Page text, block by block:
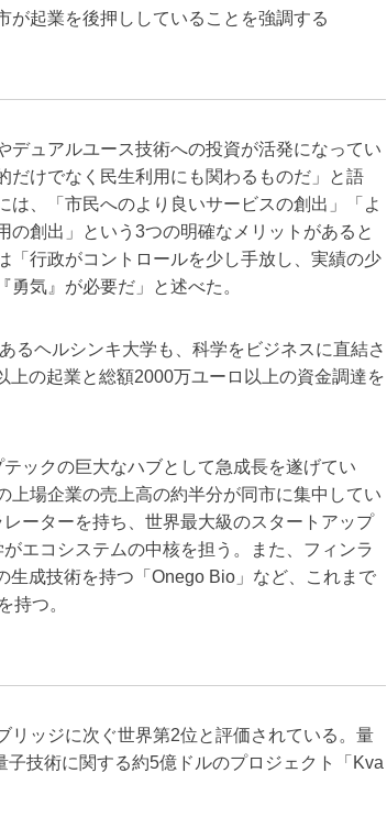
が起業を後押ししていることを強調する
デュアルユース技術への投資が活発になってい
だけでなく民生利用にも関わるものだ」と語
、「市民へのより良いサービスの創出」「よ
の創出」という3つの明確なメリットがあると
「行政がコントロールを少し手放し、実績の少
気』が必要だ」と述べた。
るヘルシンキ大学も、科学をビジネスに直結さ
の起業と総額2000万ユーロ以上の資金調達を
ックの巨大なハブとして急成長を遂げてい
上場企業の売上高の約半分が同市に集中してい
ーターを持ち、世界最大級のスタートアップ
エコシステムの中核を担う。また、フィンラ
生成技術を持つ「Onego Bio」など、これまで
持つ。
リッジに次ぐ世界第2位と評価されている。量
技術に関する約5億ドルのプロジェクト「Kva